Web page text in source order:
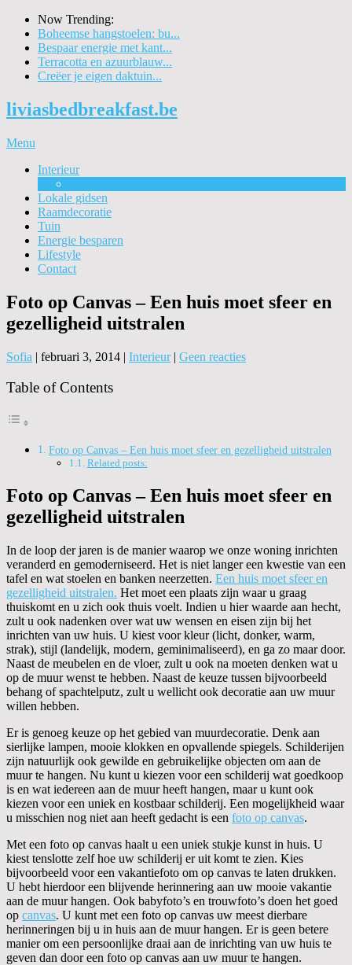
Now Trending:
Boheemse hangstoelen: bu...
Bespaar energie met kant...
Terracotta en azuurblauw...
Creëer je eigen daktuin...
liviasbedbreakfast.be
Menu
Interieur
Lokale gidsen
Raamdecoratie
Tuin
Energie besparen
Lifestyle
Contact
Foto op Canvas – Een huis moet sfeer en
gezelligheid uitstralen
Sofia | februari 3, 2014 | Interieur| Geen reacties
Table of Contents
Foto op Canvas – Een huis moet sfeer en gezelligheid uitstralen
Related posts:
Foto op Canvas – Een huis moet sfeer en
gezelligheid uitstralen
In de loop der jaren is de manier waarop we onze woning inrichten
veranderd en gemoderniseerd. Het is niet langer een kwestie van een
tafel en wat stoelen en banken neerzetten. Een huis moet sfeer en
gezelligheid uitstralen. Het moet een plaats zijn waar u graag
thuiskomt en u zich ook thuis voelt. Indien u hier waarde aan hecht,
zult u ook nadenken over wat uw wensen en eisen zijn bij het
inrichten van uw huis. U kiest voor kleur (licht, donker, warm,
strak), stijl (landelijk, modern, geminimaliseerd), en ga zo maar door.
Naast de meubelen en de vloer, zult u ook na moeten denken wat u
op de muur wenst te hebben. Naast de keuze tussen bijvoorbeeld
behang of spachtelputz, zult u wellicht ook decoratie aan uw muur
willen hebben.
Er is genoeg keuze op het gebied van muurdecoratie. Denk aan
sierlijke lampen, mooie klokken en opvallende spiegels. Schilderijen
zijn natuurlijk ook gewilde en gebruikelijke objecten om aan de
muur te hangen. Nu kunt u kiezen voor een schilderij wat goedkoop
is en wat iedereen aan de muur heeft hangen, maar u kunt ook
kiezen voor een uniek en kostbaar schilderij. Een mogelijkheid waar
u misschien nog niet aan heeft gedacht is een foto op canvas.
Met een foto op canvas haalt u een uniek stukje kunst in huis. U
kiest tenslotte zelf hoe uw schilderij er uit komt te zien. Kies
bijvoorbeeld voor een vakantiefoto om op canvas te laten drukken.
U hebt hierdoor een blijvende herinnering aan uw mooie vakantie
aan de muur hangen. Ook babyfoto’s en trouwfoto’s doen het goed
op canvas. U kunt met een foto op canvas uw meest dierbare
herinneringen bij u in huis aan de muur hangen. Er is geen betere
manier om een persoonlijke draai aan de inrichting van uw huis te
geven dan door een foto op canvas aan uw muur te hangen.